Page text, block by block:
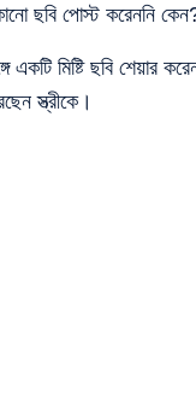
ছবি পোস্ট করেননি
একটি মিষ্টি ছবি শেয়ার
স্ত্রীকে।